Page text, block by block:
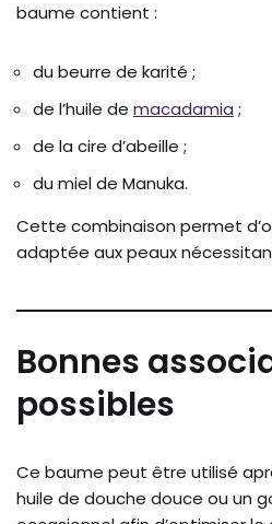
baume contient :
du beurre de karité ;
de l’huile de macadamia ;
de la cire d’abeille ;
du miel de Manuka.
Cette combinaison permet
adaptée aux peaux
Bonnes
possibles
Ce baume peut être utilisé
huile de douche douce ou un